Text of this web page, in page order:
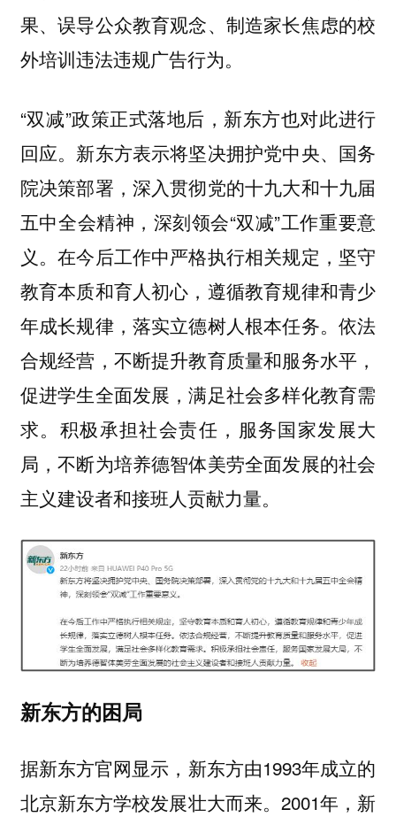
果、误导公众教育观念、制造家长焦虑的校
外培训违法违规广告行为。
“双减”政策正式落地后，新东方也对此进行
回应。新东方表示将坚决拥护党中央、国务
院决策部署，深入贯彻党的十九大和十九届
五中全会精神，深刻领会“双减”工作重要意
义。在今后工作中严格执行相关规定，坚守
教育本质和育人初心，遵循教育规律和青少
年成长规律，落实立德树人根本任务。依法
合规经营，不断提升教育质量和服务水平，
促进学生全面发展，满足社会多样化教育需
求。积极承担社会责任，服务国家发展大
局，不断为培养德智体美劳全面发展的社会
主义建设者和接班人贡献力量。
新东方的困局
据新东方官网显示，新东方由1993年成立的
北京新东方学校发展壮大而来。2001年，新